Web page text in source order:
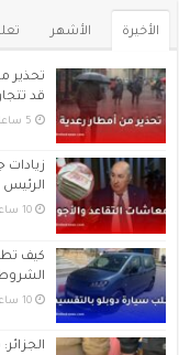
الأخيرة الأشهر
قد تتجاوز 15
زيادات
الرئيس
‏10 ساعات مضت
كيف
الشروط
‏10 ساعات مضت